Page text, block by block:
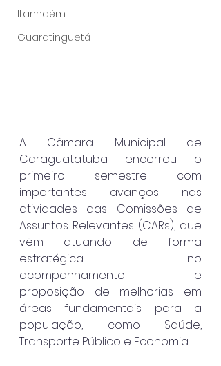
Itanhaém
Guaratinguetá
A Câmara Municipal de
Caraguatatuba encerrou o
primeiro semestre com
importantes avanços nas
atividades das Comissões de
Assuntos Relevantes (CARs), que
vêm atuando de forma
estratégica no
acompanhamento e
proposição de melhorias em
áreas fundamentais para a
população, como Saúde,
Transporte Público e Economia.